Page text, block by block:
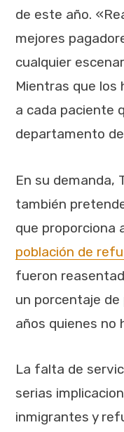
de este año.
mejores
cualquier
Mientras que los
a cada paciente
departamento
En su demanda,
también
que proporciona
población de
fueron
un porcentaje
años quienes no
La falta de
serias
inmigrantes y